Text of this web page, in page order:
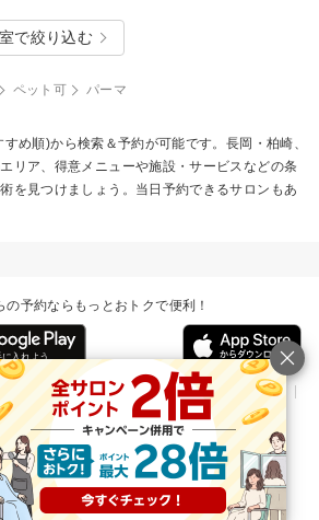
で絞り込む
ペット可 パーマ
すめ順)から検索＆予約が可能です。長岡・柏崎、
リア、得意メニューや施設・サービスなどの条
を見つけましょう。当日予約できるサロンもあ
の予約ならもっとおトクで便利！
わせ ヘルプ リリース情報
利用規約
載ご希望のサロン様
護方針 楽天のサービス一覧 アプリ一覧
Rakuten Group, Inc.